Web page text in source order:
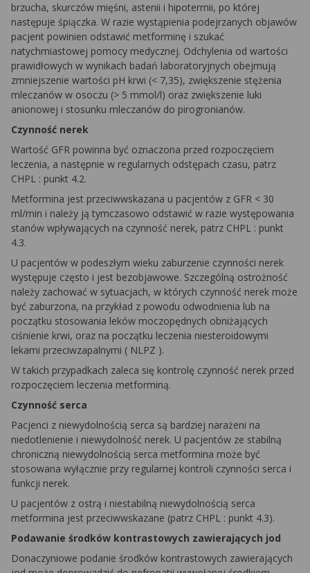
brzucha, skurczów mięśni, astenii i hipotermii, po której
następuje śpiączka. W razie wystąpienia podejrzanych objawów
pacjent powinien odstawić metforminę i szukać
natychmiastowej pomocy medycznej. Odchylenia od wartości
prawidłowych w wynikach badań laboratoryjnych obejmują
zmniejszenie wartości pH krwi (< 7,35), zwiększenie stężenia
mleczanów w osoczu (> 5 mmol/l) oraz zwiększenie luki
anionowej i stosunku mleczanów do pirogronianów.
Czynność nerek
Wartość GFR powinna być oznaczona przed rozpoczęciem
leczenia, a następnie w regularnych odstępach czasu, patrz
CHPL : punkt 4.2.
Metformina jest przeciwwskazana u pacjentów z GFR < 30
ml/min i należy ją tymczasowo odstawić w razie występowania
stanów wpływających na czynność nerek, patrz CHPL : punkt
4.3.
U pacjentów w podeszłym wieku zaburzenie czynności nerek
występuje często i jest bezobjawowe. Szczególną ostrożność
należy zachować w sytuacjach, w których czynność nerek może
być zaburzona, na przykład z powodu odwodnienia lub na
początku stosowania leków moczopędnych obniżających
ciśnienie krwi, oraz na początku leczenia niesteroidowymi
lekami przeciwzapalnymi ( NLPZ ).
W takich przypadkach zaleca się kontrolę czynność nerek przed
rozpoczęciem leczenia metforminą.
Czynność serca
Pacjenci z niewydolnością serca są bardziej narażeni na
niedotlenienie i niewydolność nerek. U pacjentów ze stabilną
chroniczną niewydolnością serca metformina może być
stosowana wyłącznie przy regularnej kontroli czynności serca i
funkcji nerek.
U pacjentów z ostrą i niestabilną niewydolnością serca
metformina jest przeciwwskazane (patrz CHPL : punkt 4.3).
Podawanie środków kontrastowych zawierających jod
Donaczyniowe podanie środków kontrastowych zawierających